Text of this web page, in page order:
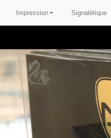
Impression Signalétique